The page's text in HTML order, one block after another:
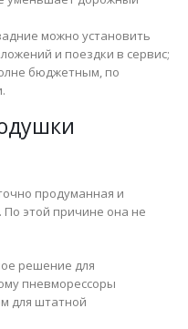
можно установить
и поездки в сервис;
бюджетным, по
продуманная и
По этой причине она не
решение для
пневморессоры
для штатной